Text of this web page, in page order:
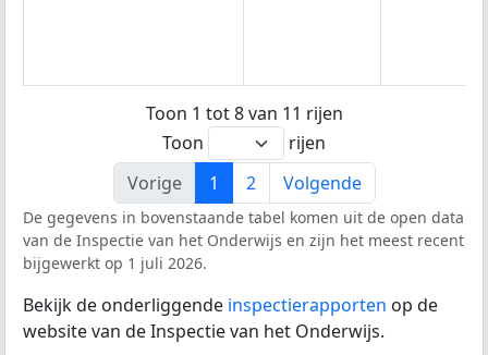
Toon 1 tot 8 van 11 rijen
Toon
rijen
Vorige
1 2 Volgende
De gegevens in bovenstaande tabel komen uit de open data
van de Inspectie van het Onderwijs en zijn het meest recent
bijgewerkt op 1 juli 2026.
Bekijk de onderliggende inspectierapporten op de
website van de Inspectie van het Onderwijs.